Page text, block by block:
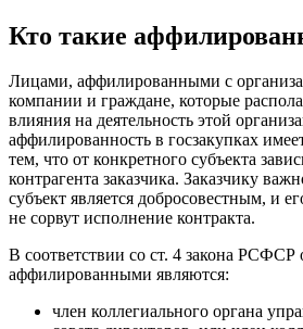
Кто такие
Лицами, аффилированными с
компании и граждане, которые
влияния на деятельность этой
аффилированность в госзакупках
тем, что от конкретного субъекта
контрагента заказчика. Заказчику
субъект является добросовестным, и
не сорвут исполнение контракта.
В соответствии со ст. 4 закона
аффилированными являются:
член коллегиального органа